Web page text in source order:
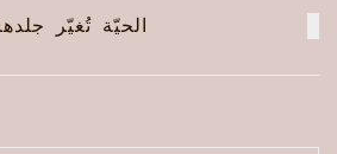
الحيّة تُغيّر